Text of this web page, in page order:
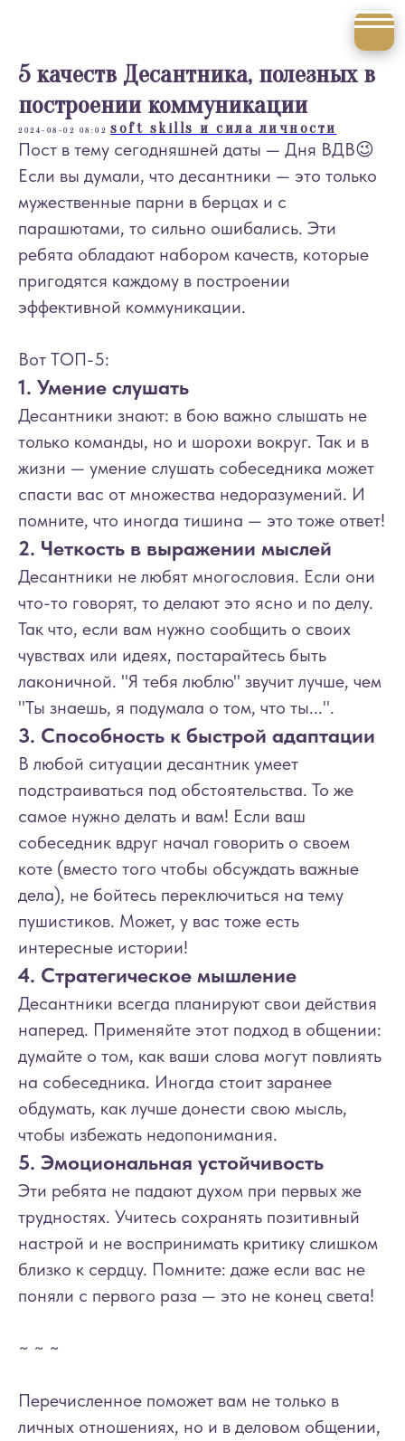
5 качеств Десантника, полезных в
построении коммуникации
2024-08-02 08:02 soft skills и сила личности
Пост в тему сегодняшней даты — Дня ВДВ😉
Если вы думали, что десантники — это только
мужественные парни в берцах и с
парашютами, то сильно ошибались. Эти
ребята обладают набором качеств, которые
пригодятся каждому в построении
эффективной коммуникации.
Вот ТОП-5:
1. Умение слушать
Десантники знают: в бою важно слышать не
только команды, но и шорохи вокруг. Так и в
жизни — умение слушать собеседника может
спасти вас от множества недоразумений. И
помните, что иногда тишина — это тоже ответ!
2. Четкость в выражении мыслей
Десантники не любят многословия. Если они
что-то говорят, то делают это ясно и по делу.
Так что, если вам нужно сообщить о своих
чувствах или идеях, постарайтесь быть
лаконичной. "Я тебя люблю" звучит лучше, чем
"Ты знаешь, я подумала о том, что ты...".
3. Способность к быстрой адаптации
В любой ситуации десантник умеет
подстраиваться под обстоятельства. То же
самое нужно делать и вам! Если ваш
собеседник вдруг начал говорить о своем
коте (вместо того чтобы обсуждать важные
дела), не бойтесь переключиться на тему
пушистиков. Может, у вас тоже есть
интересные истории!
4. Стратегическое мышление
Десантники всегда планируют свои действия
наперед. Применяйте этот подход в общении:
думайте о том, как ваши слова могут повлиять
на собеседника. Иногда стоит заранее
обдумать, как лучше донести свою мысль,
чтобы избежать недопонимания.
5. Эмоциональная устойчивость
Эти ребята не падают духом при первых же
трудностях. Учитесь сохранять позитивный
настрой и не воспринимать критику слишком
близко к сердцу. Помните: даже если вас не
поняли с первого раза — это не конец света!
~ ~ ~
Перечисленное поможет вам не только в
личных отношениях, но и в деловом общении,